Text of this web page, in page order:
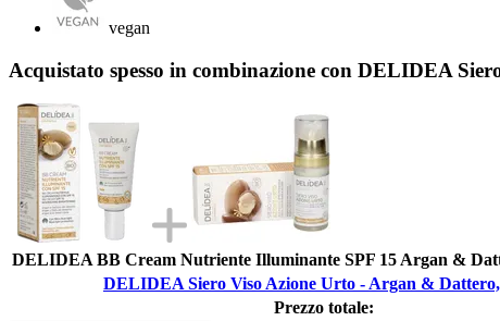
vegan
Acquistato spesso in combinazione con DELIDEA
DELIDEA BB Cream Nutriente Illuminante SPF 15 Argan &
DELIDEA Siero Viso Azione Urto - Argan &
Prezzo totale: